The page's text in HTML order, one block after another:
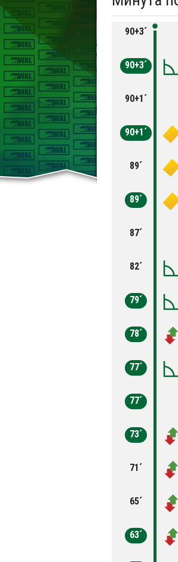
90+3´
90+3´
90+1´
90+1´
89´
89´
87´
82´
79´
78´
77´
77´
73´
71´
65´
63´